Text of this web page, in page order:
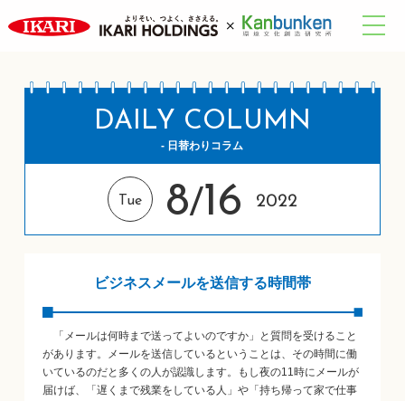
DAILY COLUMN
- 日替わりコラム
Tue 8/16 2022
ビジネスメールを送信する時間帯
「メールは何時まで送ってよいのですか」と質問を受けること
があります。メールを送信しているということは、その時間に働
いているのだと多くの人が認識します。もし夜の11時にメールが
届けば、「遅くまで残業をしている人」や「持ち帰って家で仕事